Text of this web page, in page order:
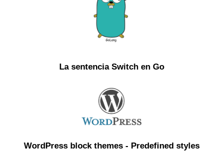
La sentencia Switch en Go
WordPress block themes - Predefined styles